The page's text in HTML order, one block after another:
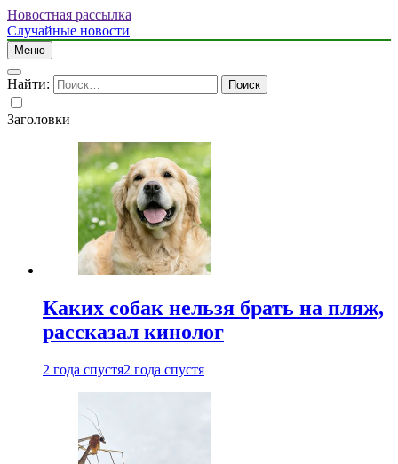
Новостная рассылка
Случайные новости
Меню
Найти:
Заголовки
Каких собак нельзя брать на пляж,
рассказал кинолог
2 года спустя2 года спустя